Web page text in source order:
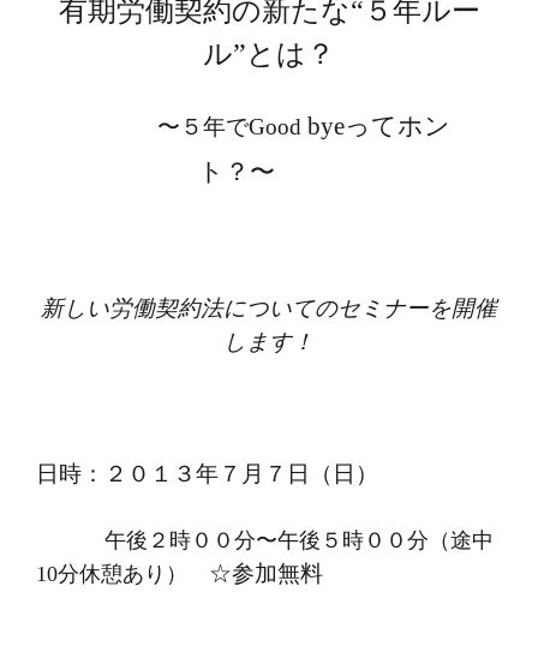
有期労働契約の新たな“５年ルー
ル”とは？
〜５年でGood byeってホン
ト？〜
新しい労働契約法についてのセミナーを開催
します！
日時：２０１３年７月７日（日）
午後２時００分〜午後５時００分（途中
10分休憩あり） ☆参加無料